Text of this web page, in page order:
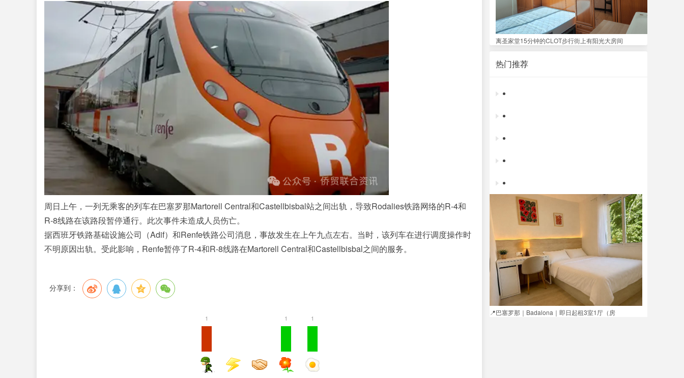
周日上午，一列无乘客的列车在巴塞罗那Martorell Central和Castellbisbal站之间出轨，导致Rodalies铁路网络的R-4和
R-8线路在该路段暂停通行。此次事件未造成人员伤亡。
据西班牙铁路基础设施公司（Adif）和Renfe铁路公司消息，事故发生在上午九点左右。当时，该列车在进行调度操作时
不明原因出轨。受此影响， Renfe暂停了R-4和R-8线路在Martorell Central和Castellbisbal之间的服务。
分享到：
1 1 1
离圣家堂15分钟的CLOT步行街上有阳光大房间
热门推荐
招聘电商运营专员
老外餐馆需要厨房年轻工人。学也可以，无
招工避雷，颠倒黑白 ，以上内容都是事实
招聘电商运营专员
招男跑堂
📍巴塞罗那｜Badalona｜即日起租3室1厅（房